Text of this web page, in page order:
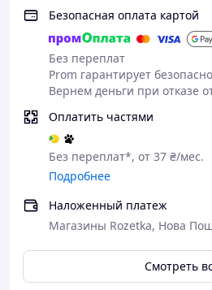
Питание 1 аккумулятор
батарейки
Зарядка от сети micro USB
Габаритные размеры:
Длинна 166мм,
диаметр ручки 31мм,
диаметр головки 40мм
Комплектация:
Фонарь ручной
Ремешок на руку
1 аккумулятор 18650
шнур USB-microUSB
кассета для трех батареек
коробка
Безопасная оплата картой
Без переплат
Prom гарантирует
Вернем деньги при отказе
Оплатить частями
Без переплат*, от 37 ₴/мес.
Подробнее
Наложенный платеж
Магазины Rozetka, Нова
Смотреть